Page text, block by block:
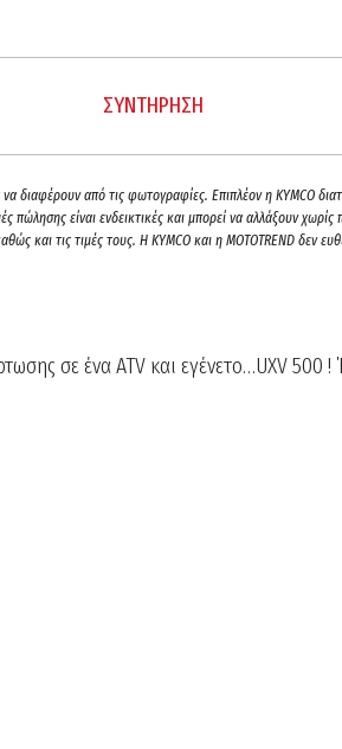
ΣΥΝΤΗΡΗΣΗ
διαφέρουν από τις φωτογραφίες. Επιπλέον η KYMCO
είναι ενδεικτικές και μπορεί να αλλάξουν χωρίς
και τις τιμές τους. H KYMCO και η MOTOTREND δεν
σε ένα ATV και εγένετο…UXV 500 !